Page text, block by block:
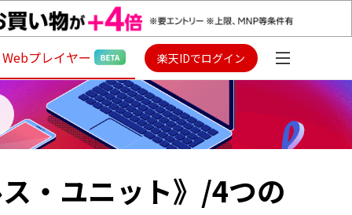
Webプレイヤー 楽天IDでログイン
・ユニット》/4つの